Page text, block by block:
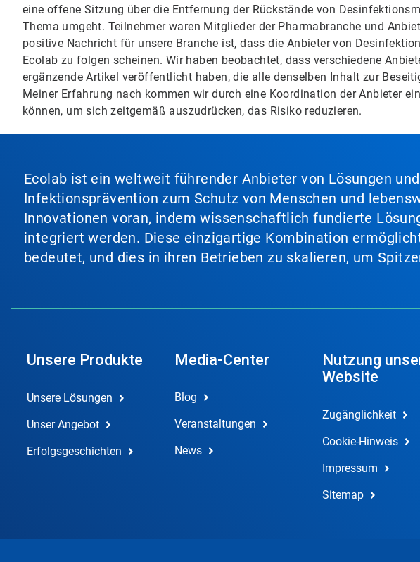
eine offene Sitzung über die Entfernung der Rückstände von
Thema umgeht. Teilnehmer waren Mitglieder der Pharmabranche und
positive Nachricht für unsere Branche ist, dass die Anbieter von
Ecolab zu folgen scheinen. Wir haben beobachtet, dass verschiedene
ergänzende Artikel veröffentlicht haben, die alle denselben Inhalt zur
Meiner Erfahrung nach kommen wir durch eine Koordination der Anbieter
können, um sich zeitgemäß auszudrücken, das Risiko reduzieren.
Ecolab ist ein weltweit führender Anbieter von Lösungen
Infektionsprävention zum Schutz von Menschen und
Innovationen voran, indem wissenschaftlich fundierte
integriert werden. Diese einzigartige Kombination
bedeutet, und dies in ihren Betrieben zu skalieren, um
Unsere Produkte
Unsere Lösungen
Unser Angebot
Erfolgsgeschichten
Media-Center
Blog
Veranstaltungen
News
Nutzung
Website
Zugänglichkeit
Cookie-Hinweis
Impressum
Sitemap